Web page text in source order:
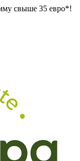
свыше 35 евро*!